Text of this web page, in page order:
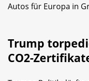
Autos für Europa in
Trump
CO2-